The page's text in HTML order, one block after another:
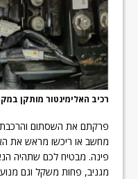
רכיב האלימינטור מותקן
פרקתם את השסתום
מחשב או ריכשו מראש את
פינה. מבטיח לכם שתהיה
מגניב, פחות משקל וגם